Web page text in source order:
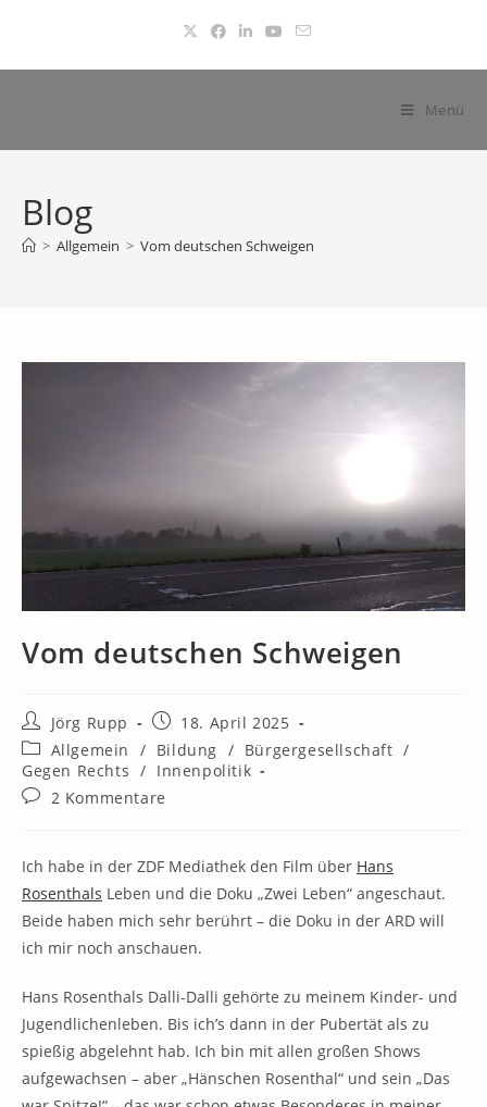
springen
Menü
Blog
> Allgemein > Vom deutschen Schweigen
Vom deutschen Schweigen
Beitrags-
Autor:
Jörg Rupp
Beitrag
veröffentlicht:
18. April 2025
Beitrags-
Kategorie:
Allgemein / Bildung / Bürgergesellschaft /
Gegen Rechts / Innenpolitik
Beitrags-
2 Kommentare
Ich habe in der ZDF Mediathek den Film über Hans
Rosenthals Leben und die Doku „Zwei Leben“ angeschaut.
Beide haben mich sehr berührt – die Doku in der ARD will
ich mir noch anschauen.
Hans Rosenthals Dalli-Dalli gehörte zu meinem Kinder- und
Jugendlichenleben. Bis ich’s dann in der Pubertät als zu
spießig abgelehnt hab. Ich bin mit allen großen Shows
aufgewachsen – aber „Hänschen Rosenthal“ und sein „Das